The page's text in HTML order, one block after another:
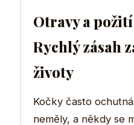
Otravy a
Rychlý zásah
životy
Kočky často
neměly, a někdy se